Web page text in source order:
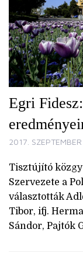
Egri
2017. SZEPTEMBER
Tisztújító
Szervezete a
választották
Tibor, ifj.
Sándor, Pajtók